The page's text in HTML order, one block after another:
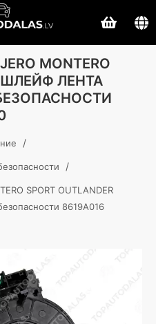
MONTERO
ШЛЕЙФ ЛЕНТА
/
/
SPORT OUTLANDER
8619A016